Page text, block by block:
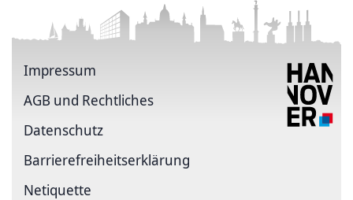
Impressum
AGB und Rechtliches
Datenschutz
Barriere­freiheits­erklärung
Netiquette